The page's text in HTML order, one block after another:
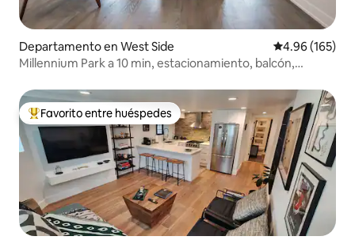
Departamento en West Side Calificación
4.96 (165)
Millennium Park a 10 min, estacionamiento, balcón,
De los mejores en Favorito entre huéspedes
Favorito entre huéspedes